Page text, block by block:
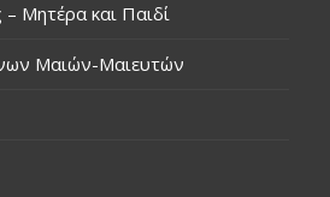
Μητέρα και Παιδί
Μαιών-Μαιευτών